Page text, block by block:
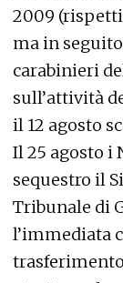
2009
ma in
carabinieri
sull’attività
il 12 agosto
Il 25 agosto i
sequestro il
Tribunale di
l’immediata